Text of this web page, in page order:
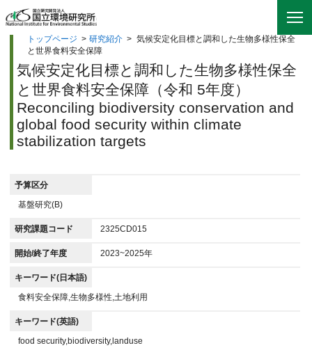
トップページ > 研究紹介 > 気候安定化目標と調和した生物多様性保全
と世界食料安全保障
気候安定化目標と調和した生物多様性保全
と世界食料安全保障（令和 5年度）
Reconciling biodiversity conservation and
global food security within climate
stabilization targets
予算区分
基盤研究(B)
研究課題コード 2325CD015
開始/終了年度 2023~2025年
キーワード(日本語)
食料安全保障,生物多様性,土地利用
キーワード(英語)
food security,biodiversity,landuse